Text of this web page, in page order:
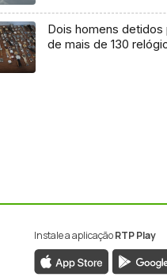
Dois homens detidos
de mais de 130
Instale a aplicaçãoRTP Play